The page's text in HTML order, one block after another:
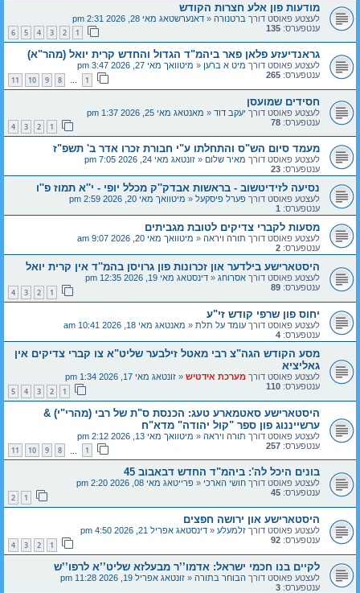
מודעות פון אלע חצרות הקודש
לעצטע פאוסט דורך ברטנורה « דאנערשטאג מאי 28, 2026 2:31 pm
ענטפערס: 135
1
2
3
4
5
6
גראנדיעזע פלאן פאר ביהמ"ד הגדול והחדש קרית יואל (מהר"א)
לעצטע פאוסט דורך מיט א ברען « מיטוואך מאי 27, 2026 3:47 pm
ענטפערס: 265
1
…
8
9
10
11
חסידים שמועסן
לעצטע פאוסט דורך יעקב דוד « מאנטאג מאי 25, 2026 1:37 pm
ענטפערס: 78
1
2
3
4
מעמד סיום הש"ס והתחלתו ע"י חבורת זכרו אדר ב' תשפ"ז
לעצטע פאוסט דורך מאיר שלום « זונטאג מאי 24, 2026 7:05 pm
ענטפערס: 23
נסיעה לזידיטשוב - בראשות אבדק''ק מכלל יופי - י''א תמוז פ''ו
לעצטע פאוסט דורך פערל פיסקעל « מיטוואך מאי 20, 2026 2:59 pm
ענטפערס: 1
מסעות לקברי צדיקים לטובת מגביתים
לעצטע פאוסט דורך תורה ויראה « מיטוואך מאי 20, 2026 9:07 am
ענטפערס: 2
היסטארישע בילדער און זכרונות פון גרויסן בהמ''ד אין קרית יואל
לעצטע פאוסט דורך אסרוחג « דינסטאג מאי 19, 2026 12:35 pm
ענטפערס: 89
1
2
3
4
יחוס פון שרפי קודש זי"ע
לעצטע פאוסט דורך עומד על תלת « מאנטאג מאי 18, 2026 10:41 am
ענטפערס: 4
מסע הקודש הגה"צ רבי מאטל זילבער שליט"א צו קברי צדיקים אין
גאליציא
לעצטע פאוסט דורך מערכת אידטיש « זונטאג מאי 17, 2026 1:34 pm
ענטפערס: 110
1
2
3
4
5
היסטארישע סאטמארע טעג: הכנסת ס"ת של רבי (מהרי"י) &
ערשייננוג פון ספר "קול יהודה" מדא"ח
לעצטע פאוסט דורך תורה ויראה « מיטוואך מאי 13, 2026 2:12 pm
ענטפערס: 257
1
8
9
10
11
בונים היכל לה': ביהמ"ד החדש דבאבוב 45
לעצטע פאוסט דורך חושי הארכי « פרייטאג מאי 08, 2026 2:20 pm
ענטפערס: 45
1
2
היסטארישע און ירושה חפצים
לעצטע פאוסט דורך זלמעלע « דינסטאג אפריל 21, 2026 4:50 pm
ענטפערס: 92
1
2
3
4
לקיים בנו חכמי ישראל: אדמו’’ר מבעלזא שליט’’א לרפו’’ש
לעצטע פאוסט דורך הבוחר בתורה « זונטאג אפריל 19, 2026 11:28 pm
ענטפערס: 3